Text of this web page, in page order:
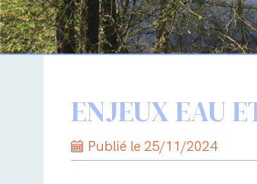
ENJEUX EAU
Publié le 25/11/2024